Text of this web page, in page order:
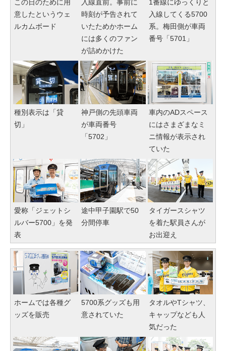
この日のために用
意したというウェ
ルカムボード
入線直前。事前に
時刻が予告されて
いたためかホーム
には多くのファン
が詰めかけた
1番線にゆっくりと
入線してくる5700
系。梅田側が車両
番号「5701」
種別表示は「貸
切」
神戸側の先頭車両
が車両番号
「5702」
車内のADスペース
にはさまざまなミ
ニ情報が表示され
ていた
愛称「ジェットシ
ルバー5700」を発
表
途中甲子園駅で50
分間停車
タイガースシャツ
を着た駅員さんが
お出迎え
ホームでは各種グ
ッズを販売
5700系グッズも用
意されていた
タオルやTシャツ、
キャップなども人
気だった